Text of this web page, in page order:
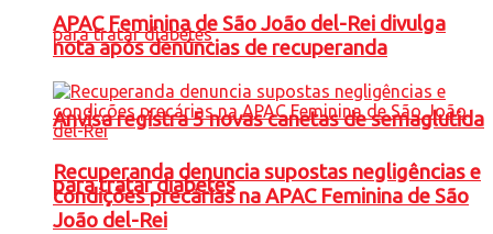
Anvisa registra 5 novas canetas de semaglutida
para tratar diabetes
APAC Feminina de São João del-Rei divulga
nota após denúncias de recuperanda
Recuperanda denuncia supostas negligências e
condições precárias na APAC Feminina de São
João del-Rei